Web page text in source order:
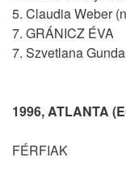
5. Claudia Weber
7. GRÁNICZ ÉVA
7. Szvetlana
1996, ATLANTA
FÉRFIAK